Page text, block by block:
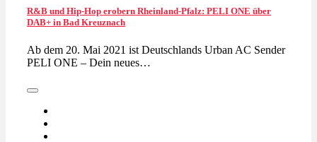
R&B und Hip-Hop erobern Rheinland-Pfalz: PELI ONE über
DAB+ in Bad Kreuznach
Ab dem 20. Mai 2021 ist Deutschlands Urban AC Sender
PELI ONE – Dein neues…